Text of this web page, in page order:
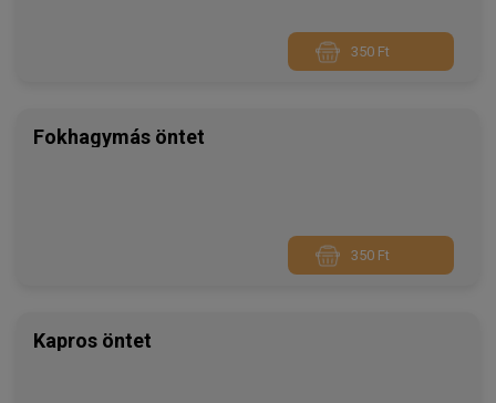
350 Ft
Fokhagymás öntet
350 Ft
Kapros öntet